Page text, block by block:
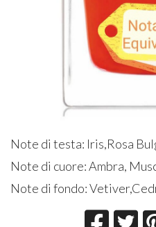
Note di testa: Iris,Rosa
Note di cuore: Ambra,
Note di fondo: